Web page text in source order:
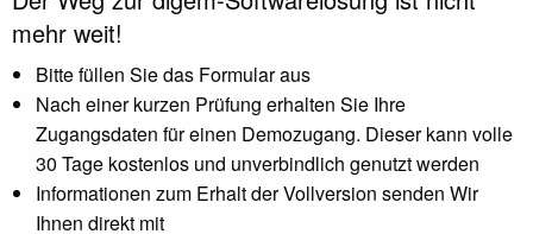
mehr weit!
Bitte füllen Sie das Formular aus
Nach einer kurzen Prüfung erhalten Sie Ihre
Zugangsdaten für einen Demozugang. Dieser kann volle
30 Tage kostenlos und unverbindlich genutzt werden
Informationen zum Erhalt der Vollversion senden Wir
Ihnen direkt mit